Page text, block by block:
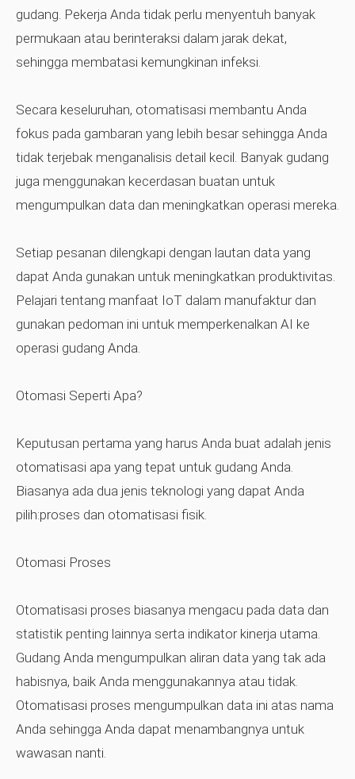
gudang. Pekerja Anda tidak perlu menyentuh banyak
permukaan atau berinteraksi dalam jarak dekat,
sehingga membatasi kemungkinan infeksi.
Secara keseluruhan, otomatisasi membantu Anda
fokus pada gambaran yang lebih besar sehingga Anda
tidak terjebak menganalisis detail kecil. Banyak gudang
juga menggunakan kecerdasan buatan untuk
mengumpulkan data dan meningkatkan operasi mereka.
Setiap pesanan dilengkapi dengan lautan data yang
dapat Anda gunakan untuk meningkatkan produktivitas.
Pelajari tentang manfaat IoT dalam manufaktur dan
gunakan pedoman ini untuk memperkenalkan AI ke
operasi gudang Anda.
Otomasi Seperti Apa?
Keputusan pertama yang harus Anda buat adalah jenis
otomatisasi apa yang tepat untuk gudang Anda.
Biasanya ada dua jenis teknologi yang dapat Anda
pilih:proses dan otomatisasi fisik.
Otomasi Proses
Otomatisasi proses biasanya mengacu pada data dan
statistik penting lainnya serta indikator kinerja utama.
Gudang Anda mengumpulkan aliran data yang tak ada
habisnya, baik Anda menggunakannya atau tidak.
Otomatisasi proses mengumpulkan data ini atas nama
Anda sehingga Anda dapat menambangnya untuk
wawasan nanti.